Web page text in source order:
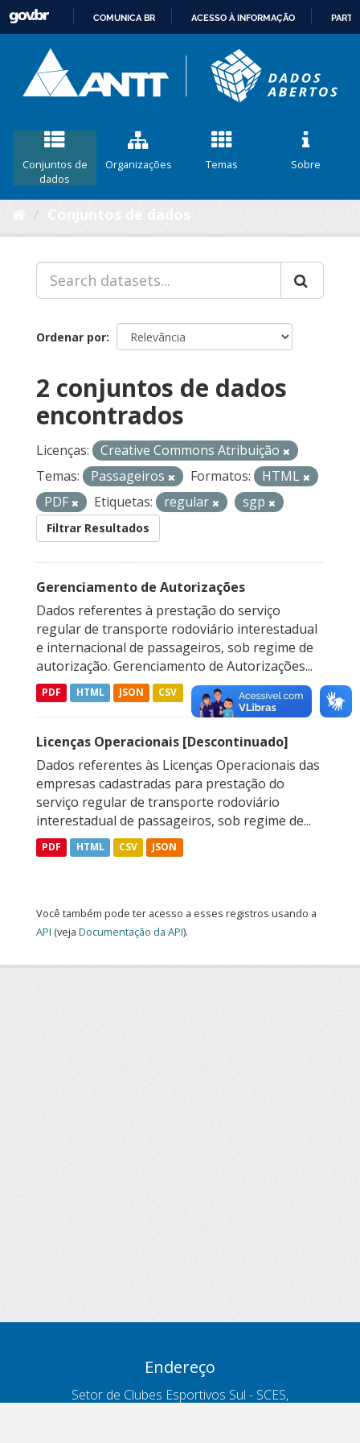
CONTEÚDO
COMUNICA BR ACESSO À INFORMAÇÃO
Conjuntos de
dados
Organizações Temas Sobre
Ordenar por
2 conjuntos de dados
encontrados
Licenças:
Creative Commons Atribuição
Temas:
Passageiros Formatos:
HTML
PDF
Etiquetas: regular sgp
Filtrar Resultados
Gerenciamento de Autorizações
Dados referentes à prestação do serviço
regular de transporte rodoviário interestadual
e internacional de passageiros, sob regime de
autorização. Gerenciamento de Autorizações...
PDF HTML JSON CSV
Licenças Operacionais [Descontinuado]
Dados referentes às Licenças Operacionais das
empresas cadastradas para prestação do
serviço regular de transporte rodoviário
interestadual de passageiros, sob regime de...
PDF HTML CSV JSON
Você também pode ter acesso a esses registros usando a
API (veja Documentação da API).
Endereço
Setor de Clubes Esportivos Sul - SCES,